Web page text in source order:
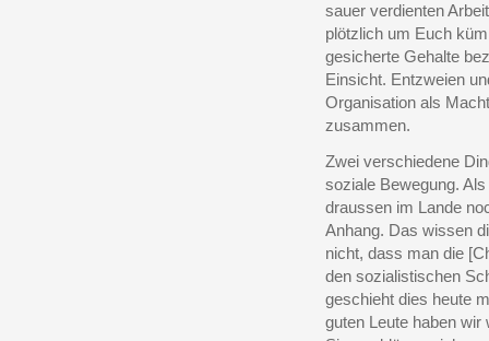
sauer verdienten
plötzlich um Euch
gesicherte Gehalte
Einsicht. Entzweien
Organisation als
zusammen.
Zwei verschiedene
soziale Bewegung.
draussen im Lande
Anhang. Das wissen
nicht, dass man die
den sozialistischen
geschieht dies heute
guten Leute haben wir